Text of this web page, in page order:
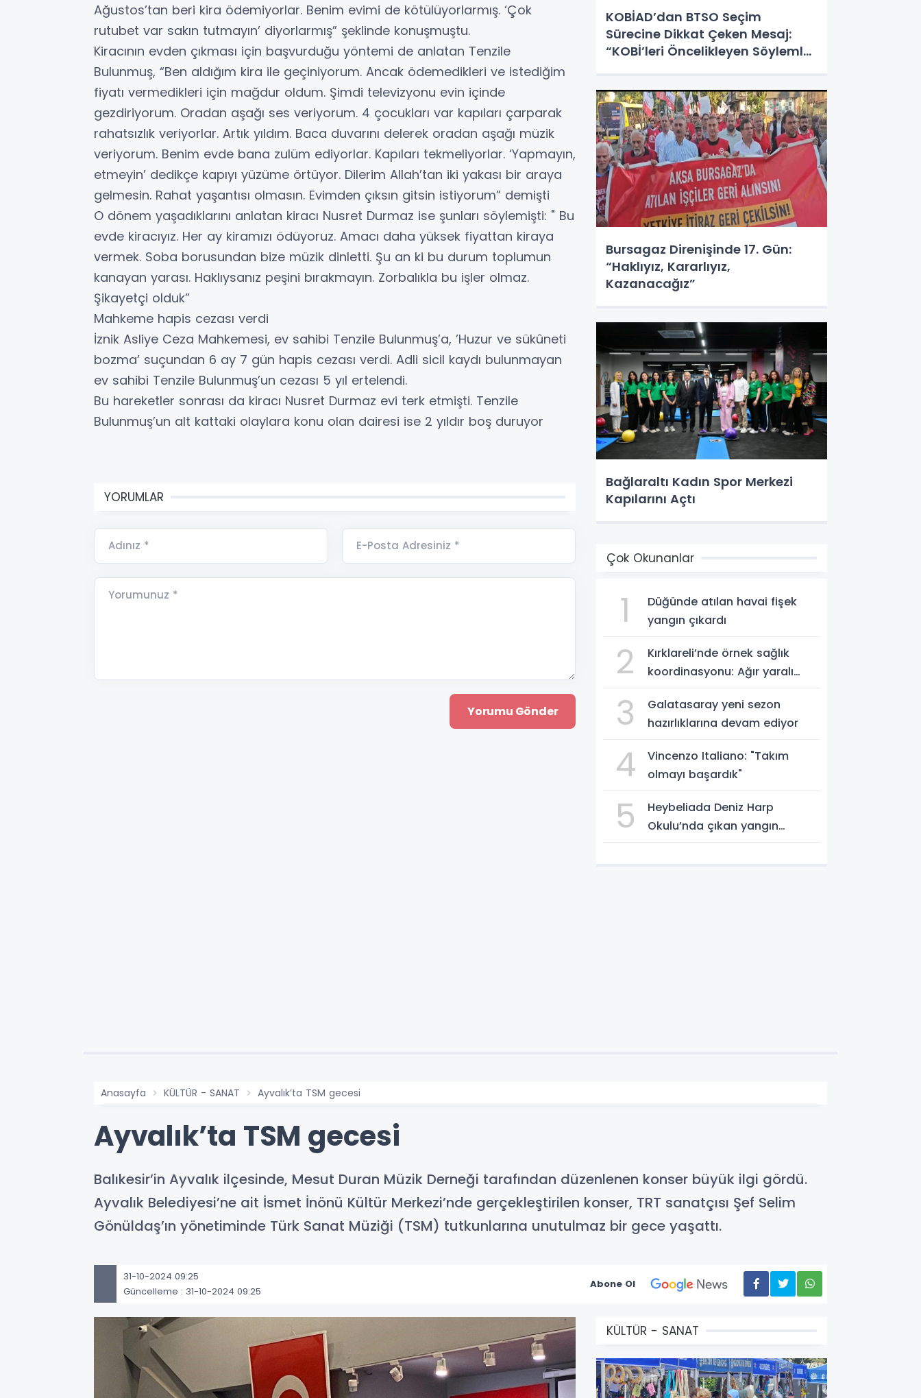
Ağustos’tan beri kira ödemiyorlar. Benim evimi de kötülüyorlarmış. ‘Çok
rutubet var sakın tutmayın’ diyorlarmış” şeklinde konuşmuştu.
Kiracının evden çıkması için başvurduğu yöntemi de anlatan Tenzile
Bulunmuş, “Ben aldığım kira ile geçiniyorum. Ancak ödemedikleri ve istediğim
fiyatı vermedikleri için mağdur oldum. Şimdi televizyonu evin içinde
gezdiriyorum. Oradan aşağı ses veriyorum. 4 çocukları var kapıları çarparak
rahatsızlık veriyorlar. Artık yıldım. Baca duvarını delerek oradan aşağı müzik
veriyorum. Benim evde bana zulüm ediyorlar. Kapıları tekmeliyorlar. ‘Yapmayın,
etmeyin’ dedikçe kapıyı yüzüme örtüyor. Dilerim Allah’tan iki yakası bir araya
gelmesin. Rahat yaşantısı olmasın. Evimden çıksın gitsin istiyorum” demişti
O dönem yaşadıklarını anlatan kiracı Nusret Durmaz ise şunları söylemişti: " Bu
evde kiracıyız. Her ay kiramızı ödüyoruz. Amacı daha yüksek fiyattan kiraya
vermek. Soba borusundan bize müzik dinletti. Şu an ki bu durum toplumun
kanayan yarası. Haklıysanız peşini bırakmayın. Zorbalıkla bu işler olmaz.
Şikayetçi olduk”
Mahkeme hapis cezası verdi
İznik Asliye Ceza Mahkemesi, ev sahibi Tenzile Bulunmuş’a, ’Huzur ve sükûneti
bozma’ suçundan 6 ay 7 gün hapis cezası verdi. Adli sicil kaydı bulunmayan
ev sahibi Tenzile Bulunmuş’un cezası 5 yıl ertelendi.
Bu hareketler sonrası da kiracı Nusret Durmaz evi terk etmişti. Tenzile
Bulunmuş’un alt kattaki olaylara konu olan dairesi ise 2 yıldır boş duruyor
YORUMLAR
Adınız * E-Posta Adresiniz *
Yorumunuz *
KOBİAD’dan BTSO Seçim
Sürecine Dikkat Çeken Mesaj:
“KOBİ’leri Öncelikleyen Söylemler
Bursagaz Direnişinde 17. Gün:
“Haklıyız, Kararlıyız,
Kazanacağız”
Bağlaraltı Kadın Spor Merkezi
Kapılarını Açtı
Çok Okunanlar
1
Düğünde atılan havai fişek
yangın çıkardı
2
Kırklareli’nde örnek sağlık
koordinasyonu: Ağır yaralı
Ankara’ya sevk edildi
3
Galatasaray yeni sezon
hazırlıklarına devam ediyor
4
Vincenzo Italiano: "Takım
olmayı başardık"
5
Heybeliada Deniz Harp
Okulu’nda çıkan yangın
Anasayfa KÜLTÜR - SANAT Ayvalık’ta TSM gecesi
Ayvalık’ta TSM gecesi
Balıkesir’in Ayvalık ilçesinde, Mesut Duran Müzik Derneği tarafından düzenlenen konser büyük ilgi gördü.
Ayvalık Belediyesi’ne ait İsmet İnönü Kültür Merkezi’nde gerçekleştirilen konser, TRT sanatçısı Şef Selim
Gönüldaş’ın yönetiminde Türk Sanat Müziği (TSM) tutkunlarına unutulmaz bir gece yaşattı.
31-10-2024 09:25
Güncelleme : 31-10-2024 09:25
Abone Ol
KÜLTÜR - SANAT